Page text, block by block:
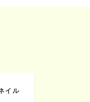
イル